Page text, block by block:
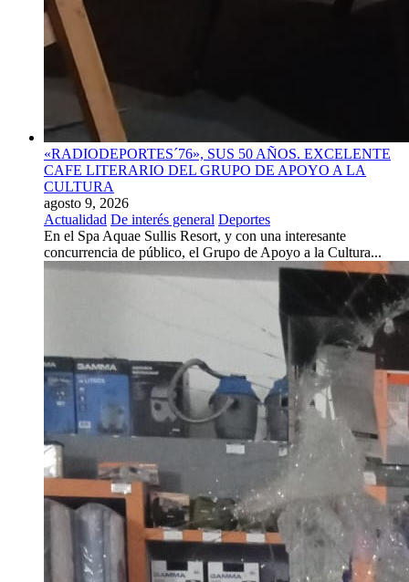
«RADIODEPORTES´76», SUS 50 AÑOS. EXCELENTE
CAFE LITERARIO DEL GRUPO DE APOYO A LA
CULTURA
agosto 9, 2026
Actualidad De interés general Deportes
En el Spa Aquae Sullis Resort, y con una interesante
concurrencia de público, el Grupo de Apoyo a la Cultura...